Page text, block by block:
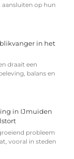
op hun
in het
draait een
balans en
in IJmuiden
probleem
vooral in steden